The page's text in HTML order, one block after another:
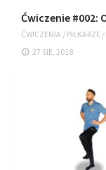
Baza ćwiczeń
Pro Training
Plan
Sprzęt treningowy
Poręcze
Ćwiczenie #002:
ĆWICZENIA / PIŁKARZE /
27 SIE, 2018